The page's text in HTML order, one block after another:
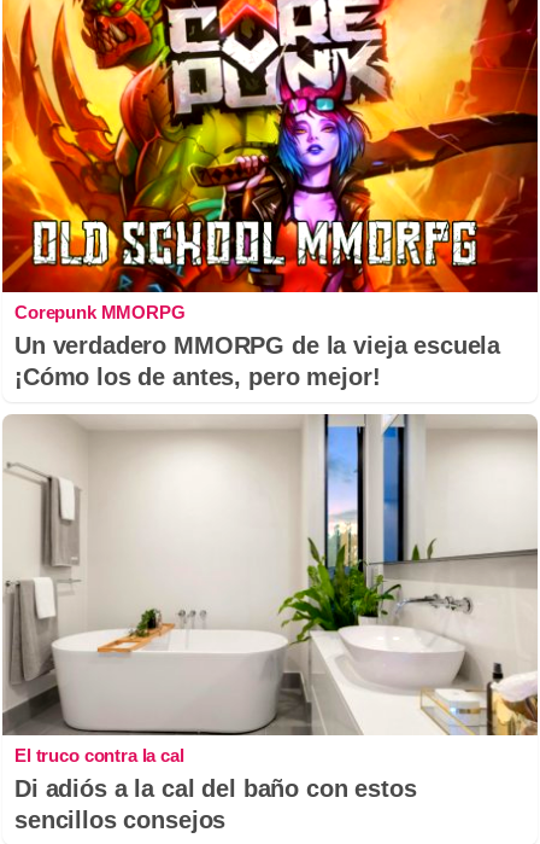
Corepunk MMORPG
Un verdadero MMORPG de la vieja escuela
¡Cómo los de antes, pero mejor!
El truco contra la cal
Di adiós a la cal del baño con estos
sencillos consejos